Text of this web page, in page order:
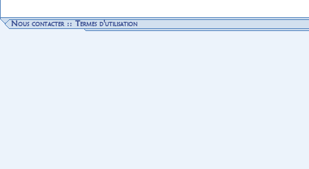
Nous contacter::Termes d'utilisation